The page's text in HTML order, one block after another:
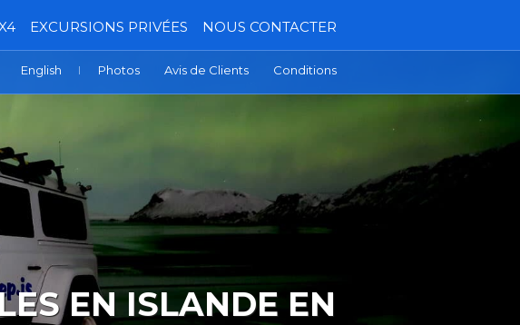
Photos Avis de Clients Conditions
English
EXCURSIONS PRIVÉES NOUS CONTACTER
EN ISLANDE EN